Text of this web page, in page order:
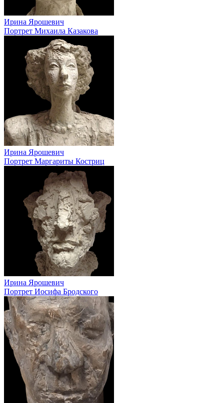
Ирина Ярошевич
Портрет Михаила Казакова
Ирина Ярошевич
Портрет Маргариты Костриц
Ирина Ярошевич
Портрет Иосифа Бродского